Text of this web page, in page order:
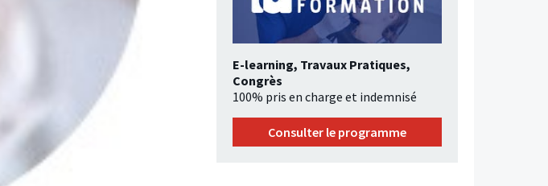
E-learning, Travaux Pratiques,
Congrès
100% pris en charge et indemnisé
Consulter le programme